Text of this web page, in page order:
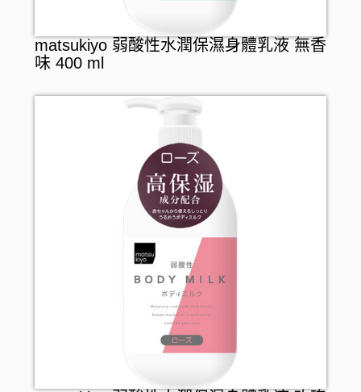
matsukiyo 弱酸性水潤保濕身體乳液 無香
味 400 ml